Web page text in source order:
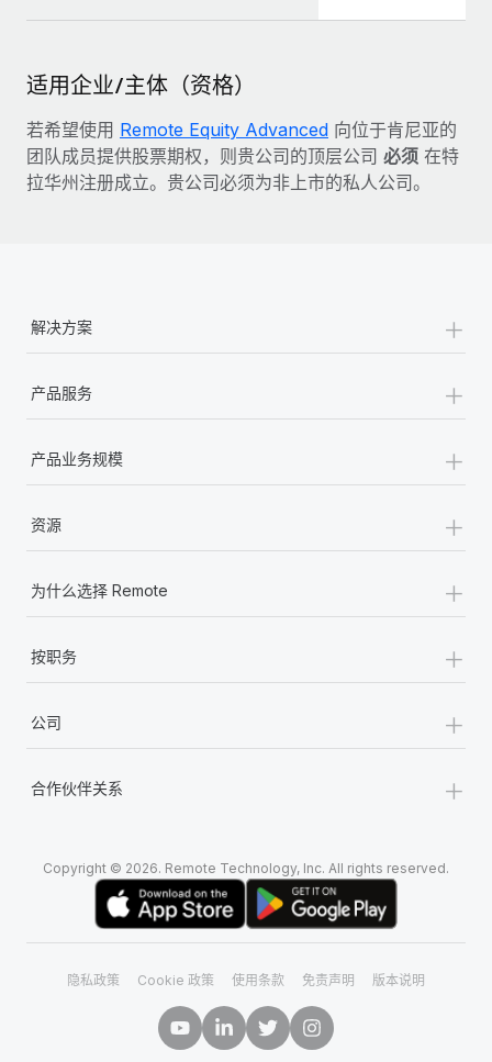
适用企业/主体（资格）
若希望使用 Remote Equity Advanced 向位于肯尼亚的
团队成员提供股票期权，则贵公司的顶层公司 必须 在特
拉华州注册成立。贵公司必须为非上市的私人公司。
解决方案 +
产品服务 +
产品业务规模 +
资源 +
为什么选择 Remote +
按职务 +
公司 +
合作伙伴关系 +
Copyright © 2026. Remote Technology, Inc. All rights reserved.
隐私政策 Cookie 政策 使用条款 免责声明 版本说明